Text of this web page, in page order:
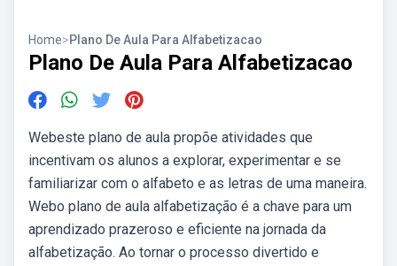
Home>Plano De Aula Para Alfabetizacao
Plano De Aula Para Alfabetizacao
Webeste plano de aula propõe atividades que
incentivam os alunos a explorar, experimentar e se
familiarizar com o alfabeto e as letras de uma maneira.
Webo plano de aula alfabetização é a chave para um
aprendizado prazeroso e eficiente na jornada da
alfabetização. Ao tornar o processo divertido e